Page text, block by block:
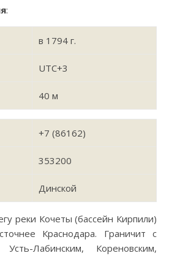
:
в 1794 г.
UTC+3
40 м
+7 (86162)
353200
Динской
реки Кочеты (бассейн Кирпили)
Краснодара. Граничит с
Усть-Лабинским, Кореновским,